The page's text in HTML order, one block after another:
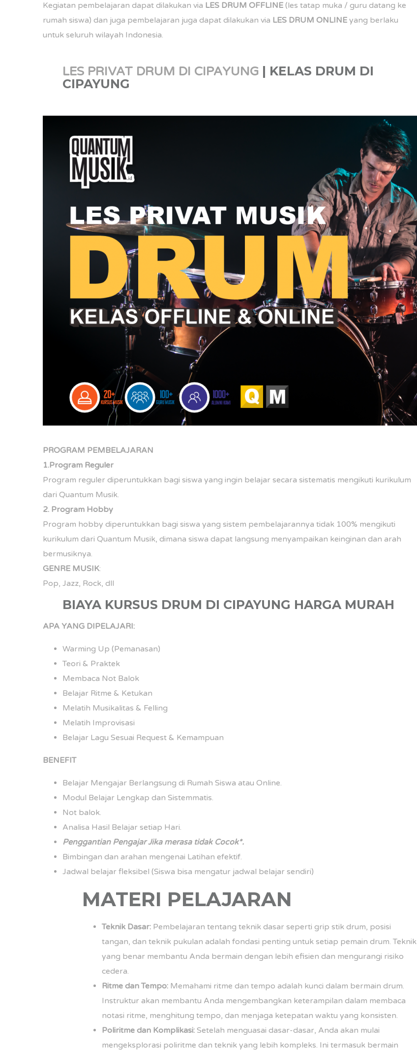
Kegiatan pembelajaran dapat dilakukan via LES DRUM OFFLINE (les tatap muka / guru datang ke
rumah siswa) dan juga pembelajaran juga dapat dilakukan via LES DRUM ONLINE yang berlaku
untuk seluruh wilayah Indonesia.
LES PRIVAT DRUM DI CIPAYUNG | KELAS DRUM DI
CIPAYUNG
PROGRAM PEMBELAJARAN
1.Program Reguler
Program reguler diperuntukkan bagi siswa yang ingin belajar secara sistematis mengikuti kurikulum
dari Quantum Musik.
2. Program Hobby
Program hobby diperuntukkan bagi siswa yang sistem pembelajarannya tidak 100% mengikuti
kurikulum dari Quantum Musik, dimana siswa dapat langsung menyampaikan keinginan dan arah
bermusiknya.
GENRE MUSIK:
Pop, Jazz, Rock, dll
BIAYA KURSUS DRUM DI CIPAYUNG HARGA MURAH
APA YANG DIPELAJARI:
Warming Up (Pemanasan)
Teori & Praktek
Membaca Not Balok
Belajar Ritme & Ketukan
Melatih Musikalitas & Felling
Melatih Improvisasi
Belajar Lagu Sesuai Request & Kemampuan
BENEFIT
Belajar Mengajar Berlangsung di Rumah Siswa atau Online.
Modul Belajar Lengkap dan Sistemmatis.
Not balok.
Analisa Hasil Belajar setiap Hari.
Penggantian Pengajar Jika merasa tidak Cocok*.
Bimbingan dan arahan mengenai Latihan efektif.
Jadwal belajar fleksibel (Siswa bisa mengatur jadwal belajar sendiri)
MATERI PELAJARAN
Teknik Dasar: Pembelajaran tentang teknik dasar seperti grip stik drum, posisi
tangan, dan teknik pukulan adalah fondasi penting untuk setiap pemain drum. Teknik
yang benar membantu Anda bermain dengan lebih efisien dan mengurangi risiko
cedera.
Ritme dan Tempo: Memahami ritme dan tempo adalah kunci dalam bermain drum.
Instruktur akan membantu Anda mengembangkan keterampilan dalam membaca
notasi ritme, menghitung tempo, dan menjaga ketepatan waktu yang konsisten.
Poliritme dan Komplikasi: Setelah menguasai dasar-dasar, Anda akan mulai
mengeksplorasi poliritme dan teknik yang lebih kompleks. Ini termasuk bermain